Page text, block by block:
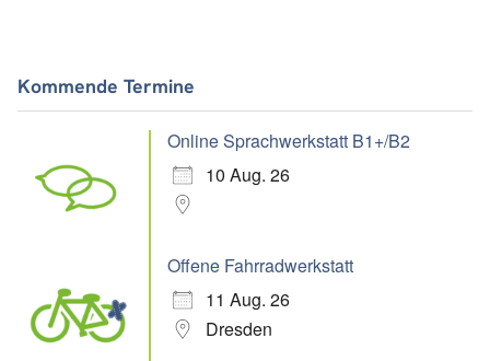
Kommende Termine
Online Sprachwerkstatt B1+/B2
10 Aug. 26
Offene Fahrradwerkstatt
11 Aug. 26
Dresden